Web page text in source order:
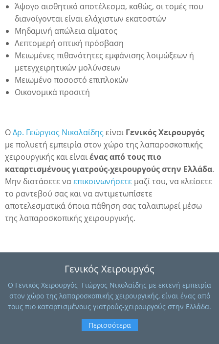
Άψογο αισθητικό αποτέλεσμα, καθώς, οι τομές που
διανοίγονται είναι ελάχιστων εκατοστών
Μηδαμινή απώλεια αίματος
Λεπτομερή οπτική πρόσβαση
Μειωμένες πιθανότητες εμφάνισης λοιμώξεων ή
μετεγχειρητικών μολύνσεων
Μειωμένο ποσοστό επιπλοκών
Οικονομικά προσιτή
ΟΔρ. Γεώργιος Νικολαΐδης είναι Γενικός Χειρουργός
με πολυετή εμπειρία στον χώρο της λαπαροσκοπικής
χειρουργικής και είναιένας από τους πιο
καταρτισμένους γιατρούς-χειρουργούς στην Ελλάδα.
Μην διστάσετε ναεπικοινωνήσετε μαζί του, να κλείσετε
το ραντεβού σας και να αντιμετωπίσετε
αποτελεσματικά όποια πάθηση σας ταλαιπωρεί μέσω
της λαπαροσκοπικής χειρουργικής.
Γενικός Χειρουργός
O Γενικός Χειρουργός Γιώργος Νικολαΐδης με εκτενή εμπειρία
στον χώρο της λαπαροσκοπικής χειρουργικής, είναι ένας από
τους πιο καταρτισμένους γιατρούς-χειρουργούς στην Ελλάδα.
Περισσότερα